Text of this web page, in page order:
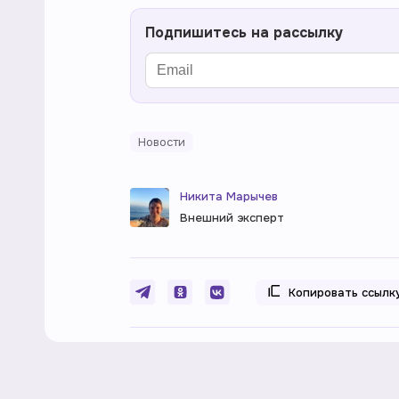
Подпишитесь на рассылку
Новости
Никита Марычев
Внешний эксперт
Копировать